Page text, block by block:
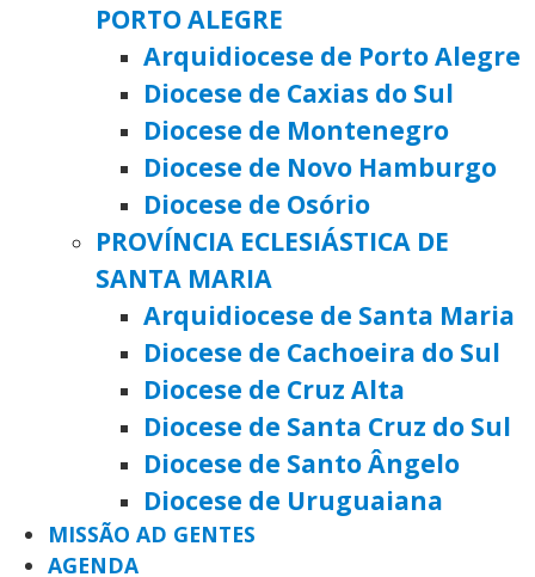
PORTO ALEGRE
Arquidiocese de Porto Alegre
Diocese de Caxias do Sul
Diocese de Montenegro
Diocese de Novo Hamburgo
Diocese de Osório
PROVÍNCIA ECLESIÁSTICA DE
SANTA MARIA
Arquidiocese de Santa Maria
Diocese de Cachoeira do Sul
Diocese de Cruz Alta
Diocese de Santa Cruz do Sul
Diocese de Santo Ângelo
Diocese de Uruguaiana
MISSÃO AD GENTES
AGENDA